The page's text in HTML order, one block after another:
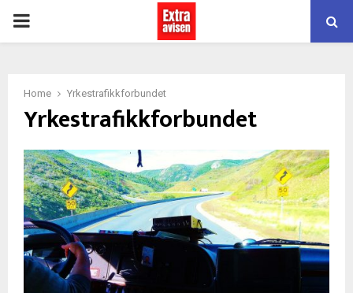
PRIMARY
Home Yrkestrafikkforbundet
Yrkestrafikkforbundet